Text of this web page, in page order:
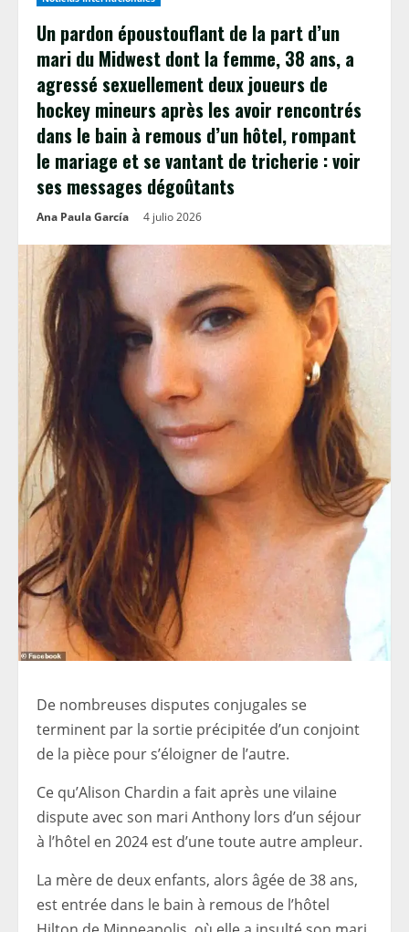
Un pardon époustouflant de la part d’un
mari du Midwest dont la femme, 38 ans, a
agressé sexuellement deux joueurs de
hockey mineurs après les avoir rencontrés
dans le bain à remous d’un hôtel, rompant
le mariage et se vantant de tricherie : voir
ses messages dégoûtants
Ana Paula García 4 julio 2026
De nombreuses disputes conjugales se
terminent par la sortie précipitée d’un conjoint
de la pièce pour s’éloigner de l’autre.
Ce qu’Alison Chardin a fait après une vilaine
dispute avec son mari Anthony lors d’un séjour
à l’hôtel en 2024 est d’une toute autre ampleur.
La mère de deux enfants, alors âgée de 38 ans,
est entrée dans le bain à remous de l’hôtel